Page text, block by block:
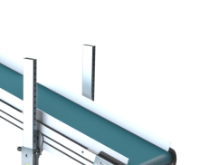
aus
Legierung, Beine
Stellfüße